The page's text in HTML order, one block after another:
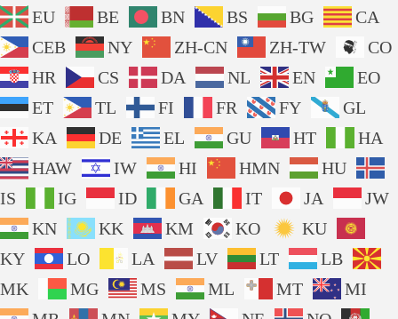
EU
BE BN BS BG
CA
CEB
NY ZH-CN ZH-TW
CO
HR
CS DA NL EN
EO
ET
TL FI FR FY
GL
KA
DE EL GU HT
HA
HAW
IW HI HMN
HU
IS
IG ID GA IT JA
JW
KN
KK KM KO
KU
KY
LO LA LV LT
LB
MK
MG MS ML MT
MI